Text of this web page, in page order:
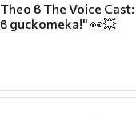
Theo в The Voice
в дискотека!" 👀💥